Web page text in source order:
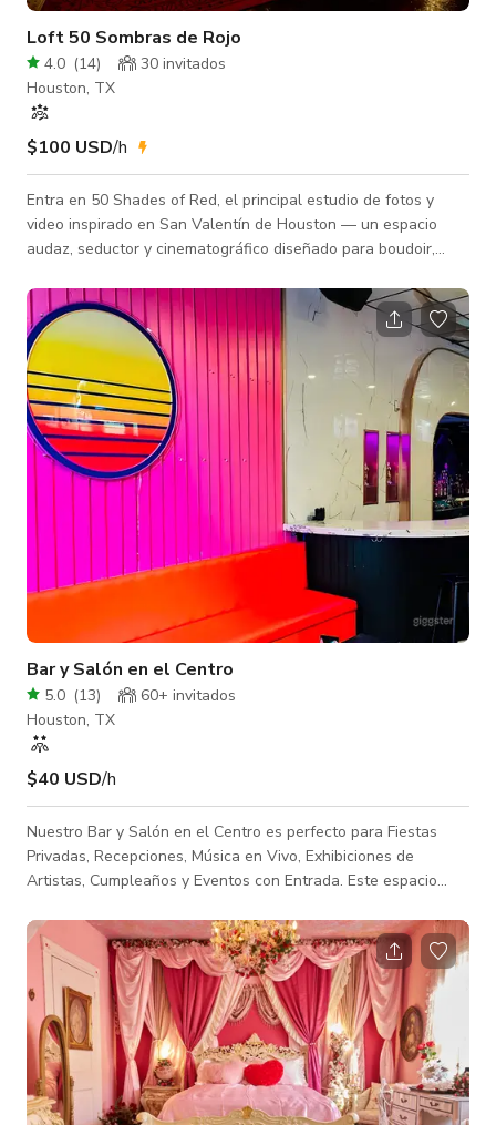
Loft 50 Sombras de Rojo
4.0 (14)
30 invitados
Houston, TX
$100 USD/h
Entra en 50 Shades of Red, el principal estudio de fotos y
video inspirado en San Valentín de Houston — un espacio
audaz, seductor y cinematográfico diseñado para boudoir,
marca y creación de contenido de lujo. Este estudio es
intencionalmente oscuro, dramático e íntimo. Cada set está
completamente estilizado y listo para cámara, con tonos rojos
intensos, texturas de terciopelo, paredes espejadas,
candelabros y una iluminaci
Bar y Salón en el Centro
5.0 (13)
60+ invitados
Houston, TX
$40 USD/h
Nuestro Bar y Salón en el Centro es perfecto para Fiestas
Privadas, Recepciones, Música en Vivo, Exhibiciones de
Artistas, Cumpleaños y Eventos con Entrada. Este espacio
eventos: Área Principal del Salón: El área principal tiene una
estética Miami Vice con asientos acogedores, ideal para
reuniones sociales, horas de cóctel y presentaciones en vivo.
Área del Bar: Ubicado en el centro, nuestro bar es el corazón
del lugar, ofreci